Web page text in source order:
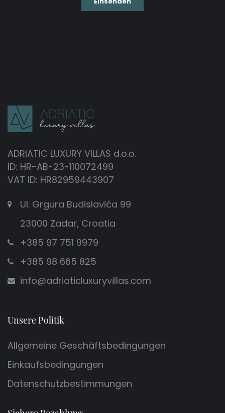
ADRIATIC LUXURY VILLAS d.o.o.
ID: HR-AB-23-110072499
VAT ID: HR82959443907
Ul. Grgura Budislavića 99
23000 Zadar, Croatia
+385 97 751 9979
+385 98 665 825
info@adriaticluxuryvillas.com
Unsere Politik
Allgemeine Geschäftsbedingungen
Einkaufsbedingungen
Datenschutzbestimmungen